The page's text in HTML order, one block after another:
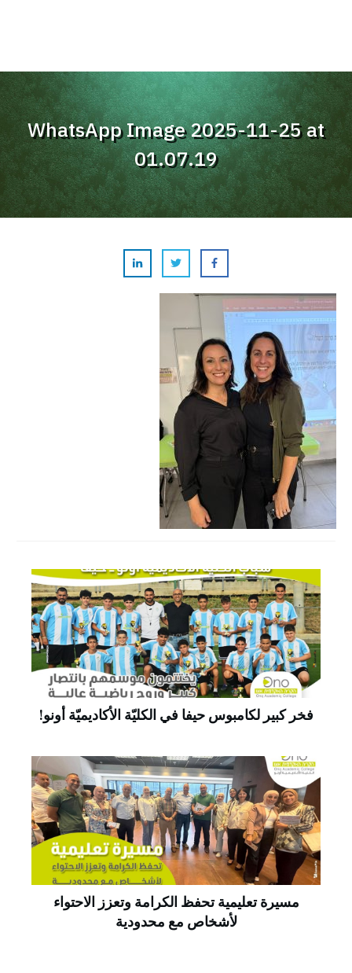
WhatsApp Image 2025-11-25 at
01.07.19
فخر كبير لكامبوس حيفا في الكليّة الأكاديميّة أونو!
مسيرة تعليمية تحفظ الكرامة وتعزز الاحتواء
لأشخاص مع محدودية